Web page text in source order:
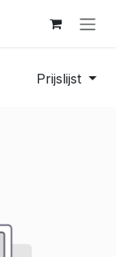
Prijslijst